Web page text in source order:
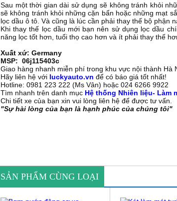
Sau một thời gian dài sử dụng sẽ không tránh khỏi
sẽ không tránh khỏi những cặn bẩn hoặc những mạt
lọc dầu ô tô. Và cũng là lúc cần phải thay thế bộ phận
Khi thay thế lọc dầu mới bạn nên sử dụng lọc dầu
năng lọc tốt hơn, tuổi thọ cao hơn và ít phải thay thế
Xuất xứ: Germany
MSP: 06j115403c
Giao hàng nhanh miễn phí trong khu vực nội thành Hà
Hãy liên hệ với luckyauto.vn để có báo giá tốt nhất!
Hotline: 0981 223 222 (Ms Vân) hoặc 024 6266 9922
Tìm nhanh trên danh mục Hệ thống Nhiên liệu- Làm
Chi tiết xe của bạn xin vui lòng liên hệ để được tư vấn.
"Sự hài lòng của bạn là hạnh phúc của chúng tôi"
SẢN PHẨM CÙNG LOẠI